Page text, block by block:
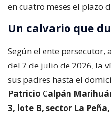
en cuatro meses el plazo
Un calvario que
Según el ente
del 7 de julio de 2026, la
sus padres hasta el
Patricio Calpán
3, lote B, sector La